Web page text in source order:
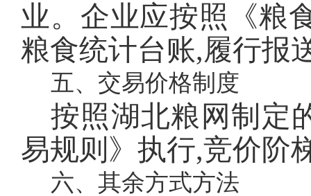
业。企业应按照《粮
粮食统计台账,履行报
五、交易价格制度
按照湖北粮网制定
易规则》执行,竞价阶
六、其余方式方法